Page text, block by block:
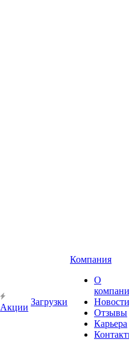
Акции
Загрузки
Компания
О
Новости
Отзывы
Карьера